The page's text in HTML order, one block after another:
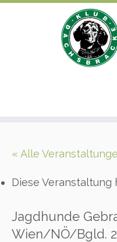
« Alle
Diese
Jagdhunde
Wien/NÖ/Bgld.